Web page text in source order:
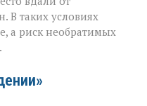
В таких условиях
а риск необратимых